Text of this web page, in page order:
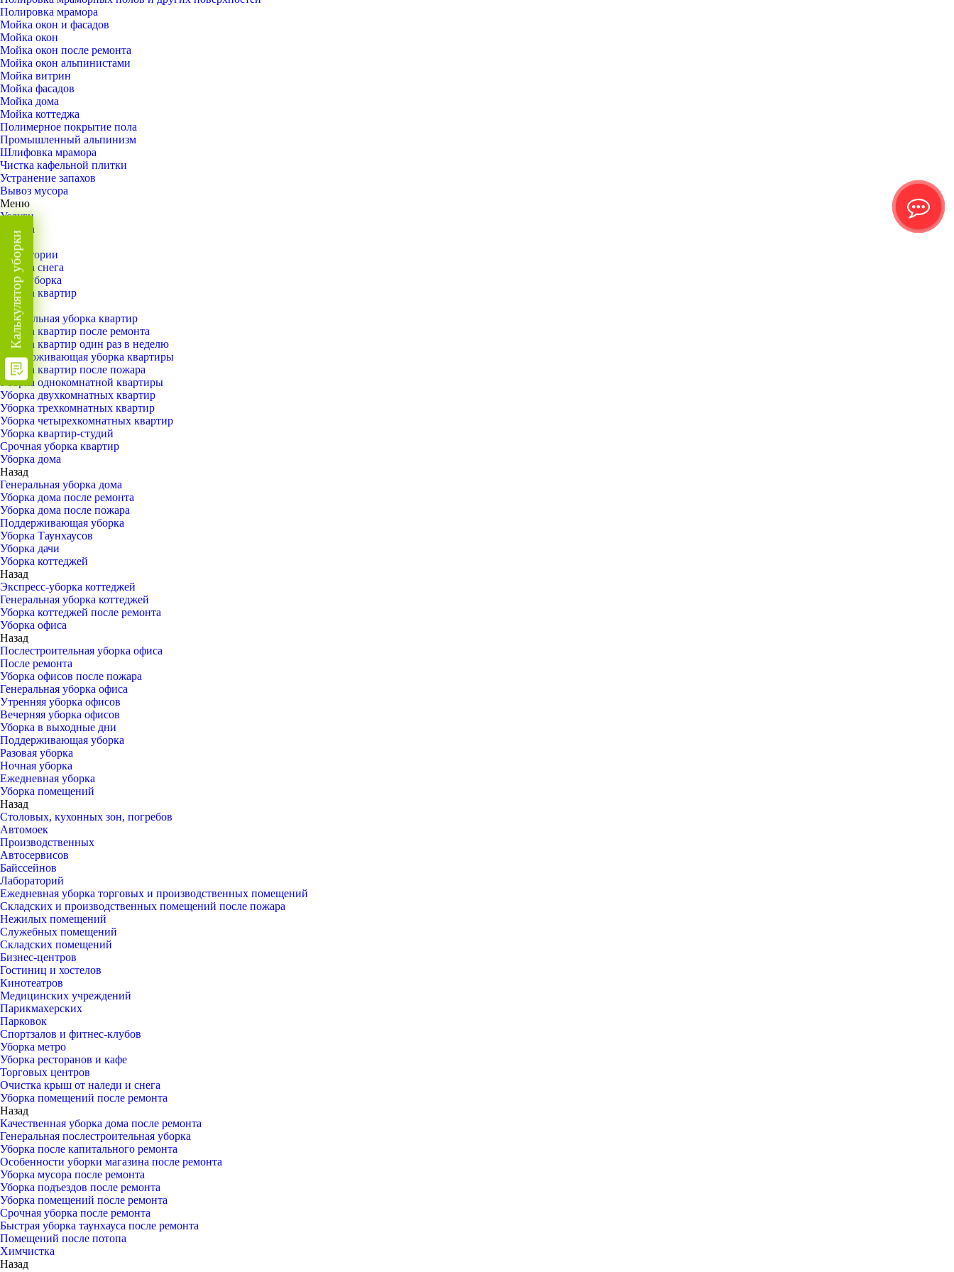
Полировка мрамора
Мойка окон и фасадов
Мойка окон
Мойка окон после ремонта
Мойка окон альпинистами
Мойка витрин
Мойка фасадов
Мойка дома
Мойка коттеджа
Полимерное покрытие пола
Промышленный альпинизм
Шлифовка мрамора
Чистка кафельной плитки
Устранение запахов
Вывоз мусора
Меню
Услуги
Уборка
Назад
Территории
Уборка снега
ВИП-уборка
Уборка квартир
Назад
Генеральная уборка квартир
Уборка квартир после ремонта
Уборка квартир один раз в неделю
Поддерживающая уборка квартиры
Уборка квартир после пожара
Уборка однокомнатной квартиры
Уборка двухкомнатных квартир
Уборка трехкомнатных квартир
Уборка четырехкомнатных квартир
Уборка квартир-студий
Срочная уборка квартир
Уборка дома
Назад
Генеральная уборка дома
Уборка дома после ремонта
Уборка дома после пожара
Поддерживающая уборка
Уборка Таунхаусов
Уборка дачи
Уборка коттеджей
Назад
Экспресс-уборка коттеджей
Генеральная уборка коттеджей
Уборка коттеджей после ремонта
Уборка офиса
Назад
Послестроительная уборка офиса
После ремонта
Уборка офисов после пожара
Генеральная уборка офиса
Утренняя уборка офисов
Вечерняя уборка офисов
Уборка в выходные дни
Поддерживающая уборка
Разовая уборка
Ночная уборка
Ежедневная уборка
Уборка помещений
Назад
Столовых, кухонных зон, погребов
Автомоек
Производственных
Автосервисов
Байссейнов
Лабораторий
Ежедневная уборка торговых и производственных помещений
Складских и производственных помещений после пожара
Нежилых помещений
Служебных помещений
Складских помещений
Бизнес-центров
Гостиниц и хостелов
Кинотеатров
Медицинских учреждений
Парикмахерских
Парковок
Спортзалов и фитнес-клубов
Уборка метро
Уборка ресторанов и кафе
Торговых центров
Очистка крыш от наледи и снега
Уборка помещений после ремонта
Назад
Качественная уборка дома после ремонта
Генеральная послестроительная уборка
Уборка после капитального ремонта
Особенности уборки магазина после ремонта
Уборка мусора после ремонта
Уборка подъездов после ремонта
Уборка помещений после ремонта
Срочная уборка после ремонта
Быстрая уборка таунхауса после ремонта
Помещений после потопа
Химчистка
Назад
Калькулятор уборки